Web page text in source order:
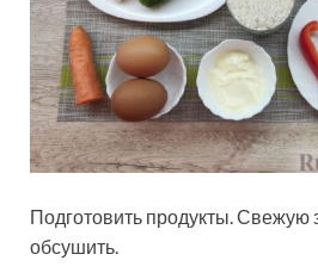
Подготовить продукты. Свежую
обсушить.